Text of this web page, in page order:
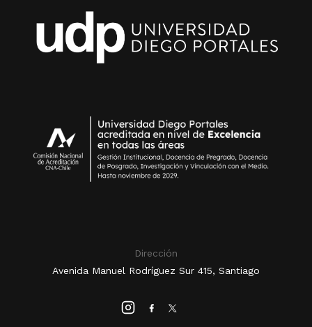
Dirección
Avenida Manuel Rodríguez Sur 415, Santiago